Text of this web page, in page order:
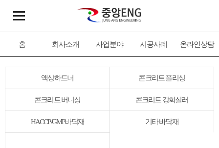
홈 회사소개 사업분야 시공사례 온라인상담
액상하드너 콘크리트 폴리싱
콘크리트 버니싱 콘크리트 강화실러
HACCP/GMP바닥재 기타 바닥재